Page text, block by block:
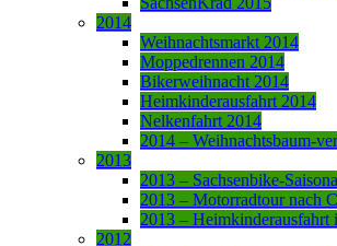
2014
Weihnachtsmarkt 2014
Moppedrennen 2014
Bikerweihnacht 2014
Heimkinderausfahrt 2014
Nelkenfahrt 2014
2014 – Weihnachtsbaum-
2013
2013 – Sachsenbike-
2013 – Motorradtour nach
2013 – Heimkinderausfahrt
2012